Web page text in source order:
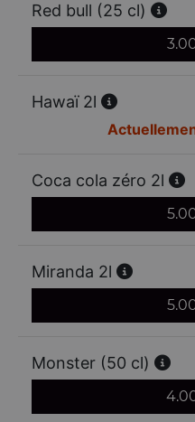
Red bull (25 cl)
Hawaï 2l
Coca cola zéro 2l
Miranda 2l
Monster (50 cl)